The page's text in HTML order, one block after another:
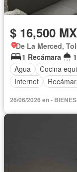
$ 16,500
De La Merced,
1 Recámara
Agua
Cocina
Internet
26/06/2026 en